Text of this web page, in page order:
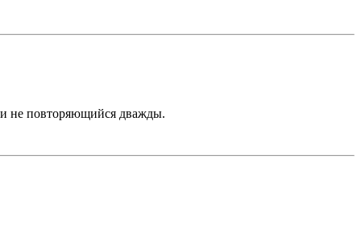
не повторяющийся дважды.